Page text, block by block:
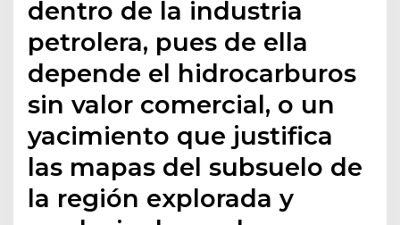
dentro de la industria
petrolera, pues de ella
depende el hidrocarburos
sin valor comercial, o un
yacimiento que justifica
las mapas del subsuelo de
la región explorada y